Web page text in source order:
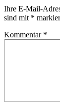
Ihre E-Mail-
sind mit *
Kommentar *